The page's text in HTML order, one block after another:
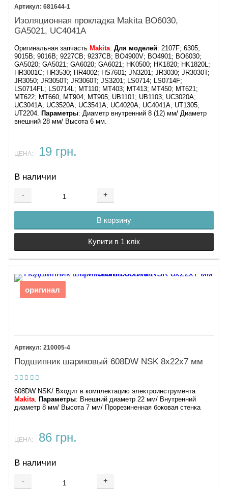
681644-1
Изоляционная прокладка Makita BO6030,
GA5021, UC4041A
Оригинальная запчасть Makita .Для моделей: 2107F; 6305;
9015B; 9016B; 9227CB; 9237CB; BO4900V; BO4901; BO6030;
GA5020; GA5021; GA6020; GA6021; HK0500; HK1820; HK1820L;
HR3001C; HR3530; HR4002; HS7601; JN3201; JR3030; JR3030T;
JR3050; JR3050T; JR3060T; JS3201; LS0714; LS0714F;
LS0714FL; LS0714L; MT110; MT403; MT413; MT450; MT621;
MT622; MT660; MT904; MT905; UB1101; UB1103; UC3020A;
UC3041A; UC3520A; UC3541A; UC4020A; UC4041A; UT1305;
UT2204.
Параметры: Диаметр внутренний 8 (12) мм/ Диаметр
внешний 28 мм/ Высота 6 мм.
ЦЕНА: 19 грн.
В наличии
- +
В корзину
Купити в 1 клік
оригинал
210005-4
Подшипник шариковый 608DW NSK 8х22х7 мм
608DW NSK/ Входит в комплектацию электроинструмента
Makita
Параметры: Внешний диаметр 22 мм/ Внутренний
диаметр 8 мм/ Высота 7 мм/ Прорезиненная боковая стенка
ЦЕНА: 86 грн.
В наличии
- +